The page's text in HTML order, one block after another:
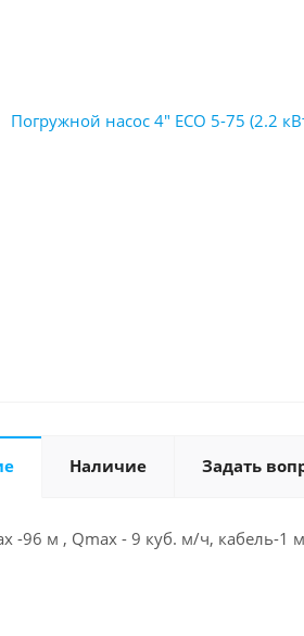
Наличие Задать
-96 м , Qmax - 9 куб. м/ч, кабель-